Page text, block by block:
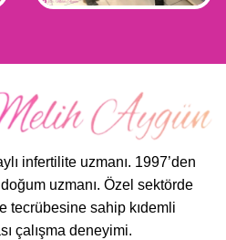
infertilite uzmanı. 1997’den
doğum uzmanı. Özel sektörde
tecrübesine sahip kıdemli
çalışma deneyimi.